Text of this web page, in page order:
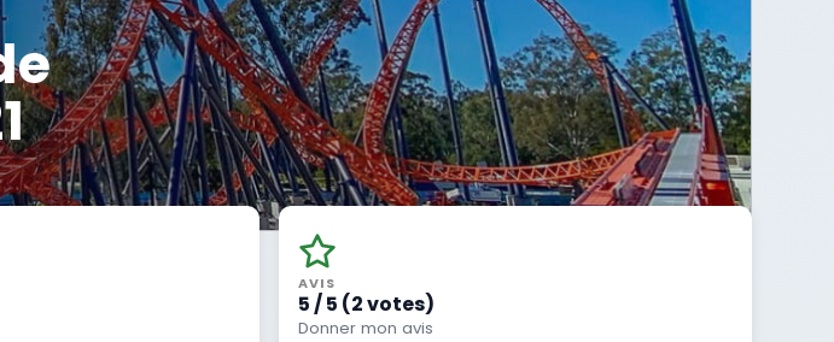
AVIS
5 / 5 (2 votes)
Donner mon avis